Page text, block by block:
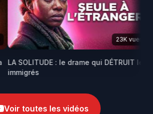
23K vues
LA SOLITUDE : le drame qui DÉTRUIT les
immigrés
Voir toutes les vidéos